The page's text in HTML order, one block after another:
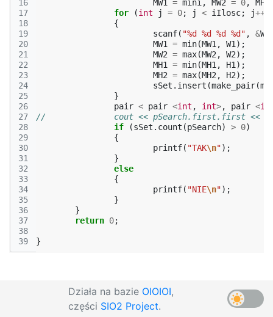
16
17
18
19
20
21
22
23
24
25
26
27
28
29
30
31
32
33
34
35
36
37
38
39
MW1
= mini , MW2 = 0,
MH1
for
(int j = 0; j < iIlosc; j++
{
scanf( "%d %d %d %d" , &W1
MW1
= min(MW1 , W1 );
MW2 = max(MW2 , W2);
MH1
= min(MH1 , H1 );
MH2 = max(MH2 , H2);
sSet . insert (make_pair(
}
pair < pair <int , int>, pair <
//		cout << pSearch.first.first <<
if
(sSet . count (pSearch) > 0)
{
printf( "TAK\n");
}
else
{
printf( "NIE\n");
}
}
return 0;
}
Działa na bazie OIOIOI,
części SIO2 Project.